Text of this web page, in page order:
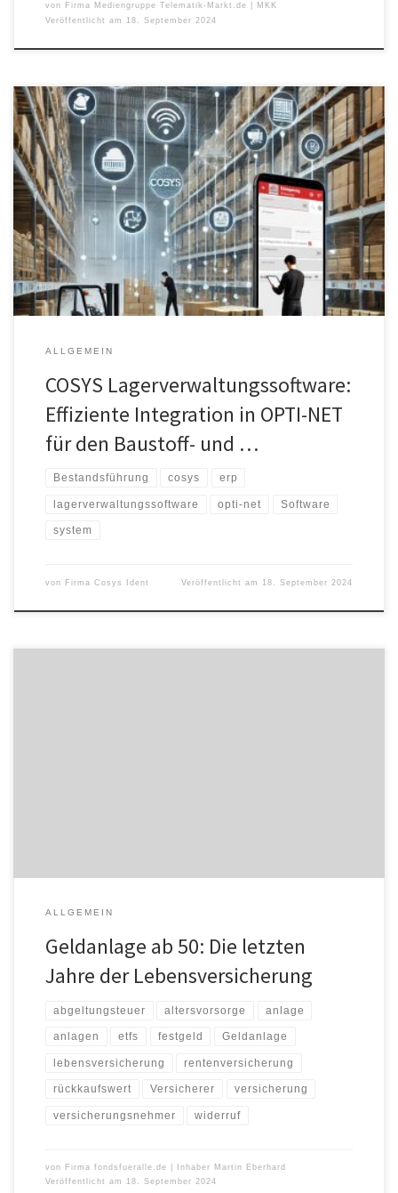
von Firma Mediengruppe Telematik-Markt.de | MKK
Veröffentlicht am
18. September 2024
Die nahtlose Integration der COSYS Lagerverwaltungssoftware in
das ERP-System OPTI-NET bietet Unternehmen im Baustoff- und
Holzhandel eine moderne und effiziente Lösung zur
Digitalisierung und Optimierung ihrer Lagerprozesse. Mit der
bewährten COSYS Software können alle wichtigen Abläufe im
Lager digital erfasst und direkt mit OPTI-NET synchronisiert werden.
Diese Kombination verbessert die […]
ALLGEMEIN
COSYS Lagerverwaltungssoftware:
Effiziente Integration in OPTI-NET
für den Baustoff- und …
Bestandsführung cosys erp
lagerverwaltungssoftware opti-net Software
system
von Firma Cosys Ident Veröffentlicht am 18. September 2024
ALLGEMEIN
Geldanlage ab 50: Die letzten
Jahre der Lebensversicherung
abgeltungsteuer altersvorsorge anlage
anlagen etfs festgeld Geldanlage
lebensversicherung rentenversicherung
rückkaufswert Versicherer versicherung
versicherungsnehmer widerruf
von Firma fondsfueralle.de | Inhaber Martin Eberhard
Veröffentlicht am
18. September 2024